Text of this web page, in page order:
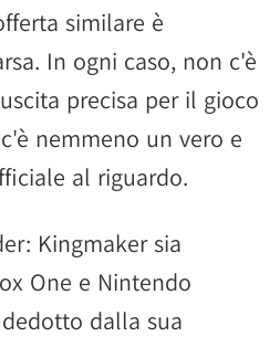
similare è
In ogni caso, non c'è
precisa per il gioco
nemmeno un vero e
al riguardo.
Kingmaker sia
One e Nintendo
dalla sua